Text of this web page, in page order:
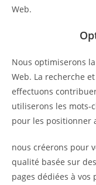
Web.
Nous optimiserons
Web. La recherche
effectuons
utiliserons les mots-
pour les positionner
nous créerons pour
qualité basée sur
pages dédiées à